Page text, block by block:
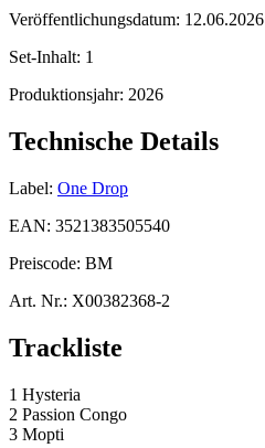
Veröffentlichungsdatum: 12.06.2026
Set-Inhalt: 1
Produktionsjahr: 2026
Technische Details
Label: One Drop
EAN: 3521383505540
Preiscode: BM
Art. Nr.: X00382368-2
Trackliste
1 Hysteria
2 Passion Congo
3 Mopti